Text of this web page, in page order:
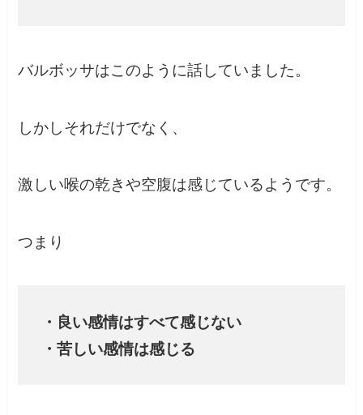
バルボッサはこのように話していました。
しかしそれだけでなく、
激しい喉の乾きや空腹は感じているようです。
つまり
・良い感情はすべて感じない
・苦しい感情は感じる